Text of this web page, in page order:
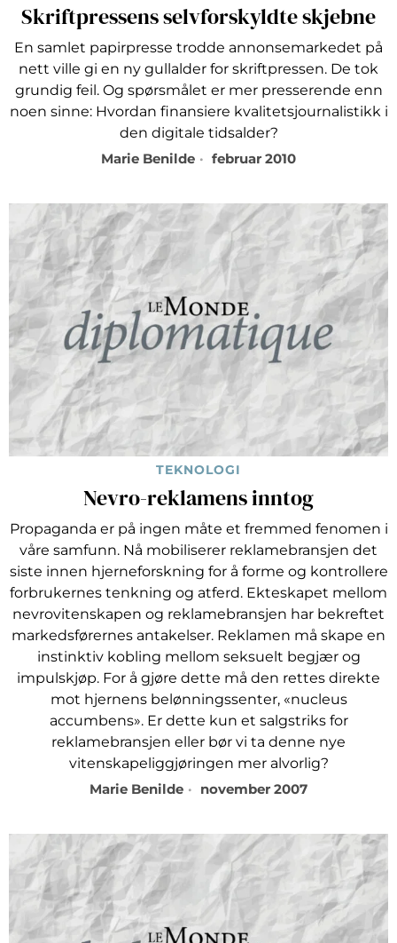
Skriftpressens selvforskyldte skjebne
En samlet papirpresse trodde annonsemarkedet på
nett ville gi en ny gullalder for skriftpressen. De tok
grundig feil. Og spørsmålet er mer presserende enn
noen sinne: Hvordan finansiere kvalitetsjournalistikk i
den digitale tidsalder?
Marie Benilde
februar 2010
TEKNOLOGI
Nevro-reklamens inntog
Propaganda er på ingen måte et fremmed fenomen i
våre samfunn. Nå mobiliserer reklamebransjen det
siste innen hjerneforskning for å forme og kontrollere
forbrukernes tenkning og atferd. Ekteskapet mellom
nevrovitenskapen og reklamebransjen har bekreftet
markedsførernes antakelser. Reklamen må skape en
instinktiv kobling mellom seksuelt begjær og
impulskjøp. For å gjøre dette må den rettes direkte
mot hjernens belønningssenter, «nucleus
accumbens». Er dette kun et salgstriks for
reklamebransjen eller bør vi ta denne nye
vitenskapeliggjøringen mer alvorlig?
Marie Benilde
november 2007